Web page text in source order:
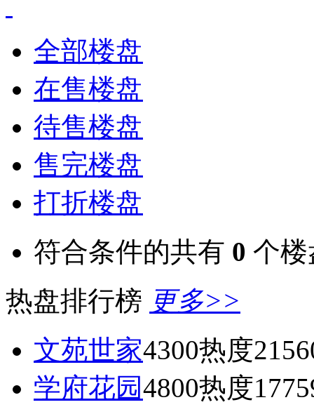
全部楼盘
在售楼盘
待售楼盘
售完楼盘
打折楼盘
符合条件的共有 0 个楼
热盘排行榜 更多>>
文苑世家4300热度
学府花园4800热度